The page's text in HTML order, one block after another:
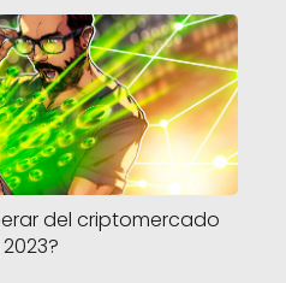
del criptomercado